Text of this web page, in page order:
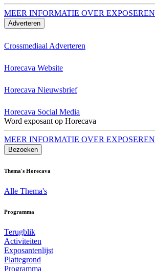
MEER INFORMATIE OVER EXPOSEREN
Adverteren
Crossmediaal Adverteren
Horecava Website
Horecava Nieuwsbrief
Horecava Social Media
Word exposant op Horecava
MEER INFORMATIE OVER EXPOSEREN
Bezoeken
Thema's Horecava
Alle Thema's
Programma
Terugblik
Activiteiten
Exposantenlijst
Plattegrond
Programma